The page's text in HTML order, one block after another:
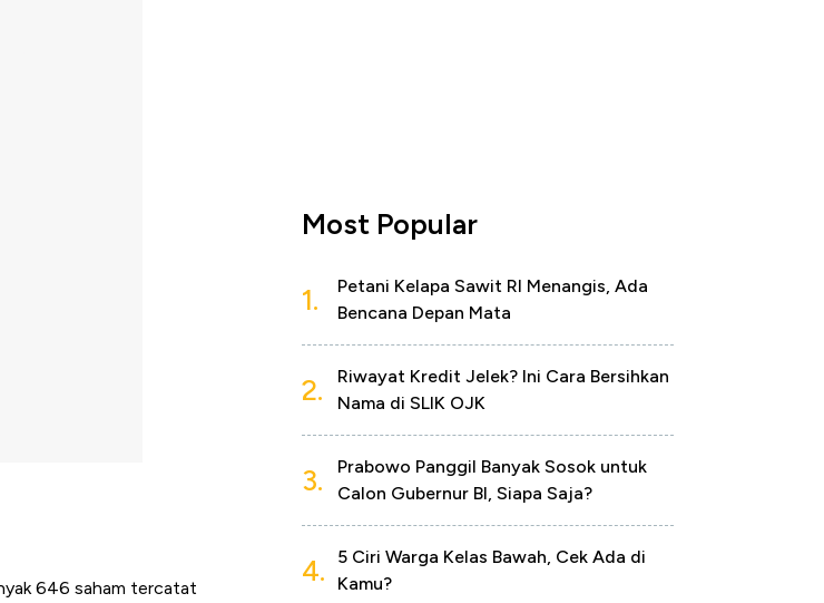
646 saham tercatat
Most Popular
1.
Petani Kelapa Sawit RI Menangis, Ada
Bencana Depan Mata
2.
Riwayat Kredit Jelek? Ini Cara Bersihkan
Nama di SLIK OJK
3.
Prabowo Panggil Banyak Sosok untuk
Calon Gubernur BI, Siapa Saja?
4.
5 Ciri Warga Kelas Bawah, Cek Ada di
Kamu?